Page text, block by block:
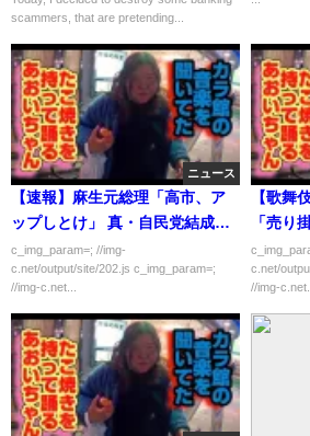
scammers, that are pretending...
ニュース
【速報】麻生元総理「高市、ア
ップしとけ」 真・自民党結成の
動き！！！！！
c_img_param=; //img-
c.net/output/site/202.js c_img_param=;
//img-c.net...
【歌舞
「売り
ｗｗｗ
c.net/
//img-c.net...